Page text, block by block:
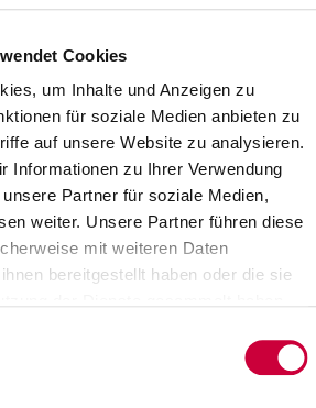
Cookies
um Inhalte und Anzeigen zu
für soziale Medien anbieten zu
auf unsere Website zu analysieren.
Informationen zu Ihrer Verwendung
Partner für soziale Medien,
weiter. Unsere Partner führen diese
mit weiteren Daten
bereitgestellt haben oder die sie
Zeit vonca.
21:00 Uhr,
K11 über die
Fünf neue